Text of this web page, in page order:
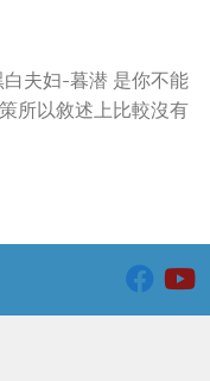
夫妇-暮潜 是你不能
所以敘述上比較沒有